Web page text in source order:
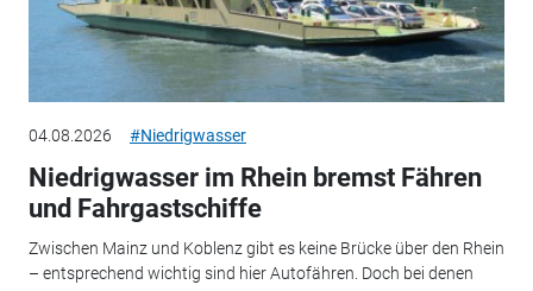
04.08.2026 #Niedrigwasser
Niedrigwasser im Rhein bremst Fähren
und Fahrgastschiffe
Zwischen Mainz und Koblenz gibt es keine Brücke über den Rhein
– entsprechend wichtig sind hier Autofähren. Doch bei denen